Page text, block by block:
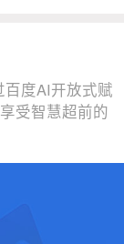
度AI开放式赋
受智慧超前的